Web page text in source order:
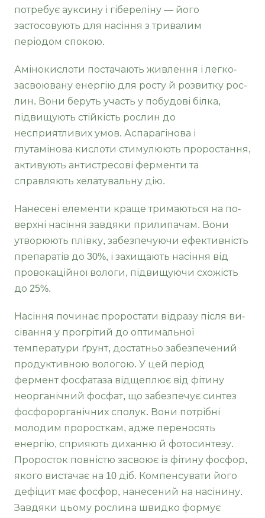
потре­бує ауксину і гібереліну — його
застосовують для насіння з тривалим
періодом спокою.
Амінокислоти постачають живлення і легко­
засвоювану енергію для росту й розвитку рос­
лин. Вони беруть участь у побудові білка,
підви­щують стійкість рослин до
несприятливих умов. Аспарагінова і
глутамінова кислоти стимулюють проростання,
активують антистресові ферменти та
справляють хелатувальну дію.
Нанесені елементи краще тримаються на по­
верхні насіння завдяки прилипачам. Вони
утво­рюють плівку, забезпечуючи ефективність
пре­паратів до 30%, і захищають насіння від
провока­ційної вологи, підвищуючи схожість
до 25%.
Насіння починає проростати відразу після ви­
сівання у прогрітий до оптимальної
температури ґрунт, достатньо забезпечений
продуктивною вологою. У цей період
фермент фосфатаза від­щеплює від фітину
неорганічний фосфат, що за­безпечує синтез
фосфорорганічних сполук. Вони потрібні
молодим проросткам, адже переносять
енергію, сприяють диханню й фотосинтезу.
Про­росток повністю засвоює із фітину фосфор,
яко­го вистачає на 10 діб. Компенсувати його
дефіцит має фосфор, нанесений на насінину.
Завдяки цьому рослина швидко формує